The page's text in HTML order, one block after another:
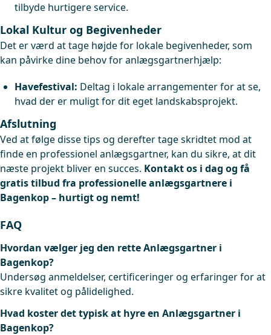
tilbyde hurtigere service.
Lokal Kultur og Begivenheder
Det er værd at tage højde for lokale begivenheder, som
kan påvirke dine behov for anlægsgartnerhjælp:
Havefestival: Deltag i lokale arrangementer for at se,
hvad der er muligt for dit eget landskabsprojekt.
Afslutning
Ved at følge disse tips og derefter tage skridtet mod at
finde en professionel anlægsgartner, kan du sikre, at dit
næste projekt bliver en succes. Kontakt os i dag og få
gratis tilbud fra professionelle anlægsgartnere i
Bagenkop – hurtigt og nemt!
FAQ
Hvordan vælger jeg den rette Anlægsgartner i
Bagenkop?
Undersøg anmeldelser, certificeringer og erfaringer for at
sikre kvalitet og pålidelighed.
Hvad koster det typisk at hyre en Anlægsgartner i
Bagenkop?